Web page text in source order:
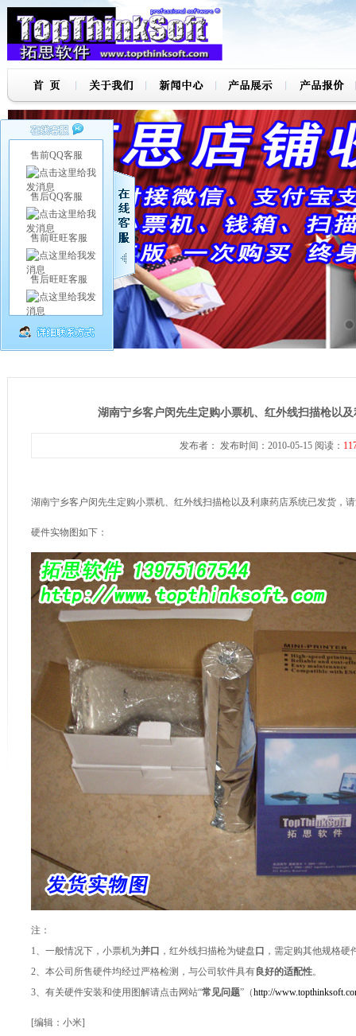
湖南宁乡客户闵先生定购小票机、红外线扫描枪以
发布者： 发布时间：2010-05-15 阅读：
湖南宁乡客户闵先生定购小票机、红外线扫描枪以及利康药店系统已发货，
硬件实物图如下：
注：
1、一般情况下，小票机为并口 ，红外线扫描枪为键盘 口 ，需定购其他规格硬
2、本公司所售硬件均经过严格检测，与公司软件具有 良好的适配性。
3、有关硬件安装和使用图解请点击网站“常见问题”（http://
[编辑：小米]
售前QQ客服
售后QQ客服
售前旺旺客服
售后旺旺客服